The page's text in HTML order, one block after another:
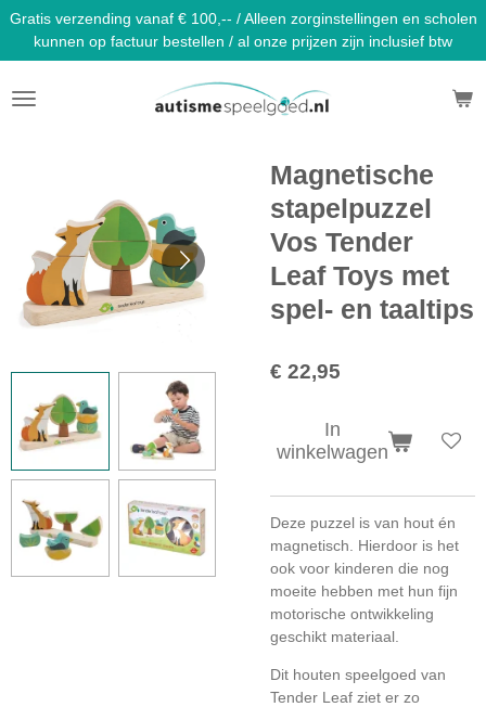
Ga
direct
naar
de
hoofdinhoud
Gratis verzending vanaf € 100,-- / Alleen zorginstellingen en scholen
kunnen op factuur bestellen / al onze prijzen zijn inclusief btw
Magnetische
stapelpuzzel
Vos Tender
Leaf Toys met
spel- en taaltips
€ 22,95
In
winkelwagen
Deze puzzel is van hout én
magnetisch. Hierdoor is het
ook voor kinderen die nog
moeite hebben met hun fijn
motorische ontwikkeling
geschikt materiaal.
Dit houten speelgoed van
Tender Leaf ziet er zo